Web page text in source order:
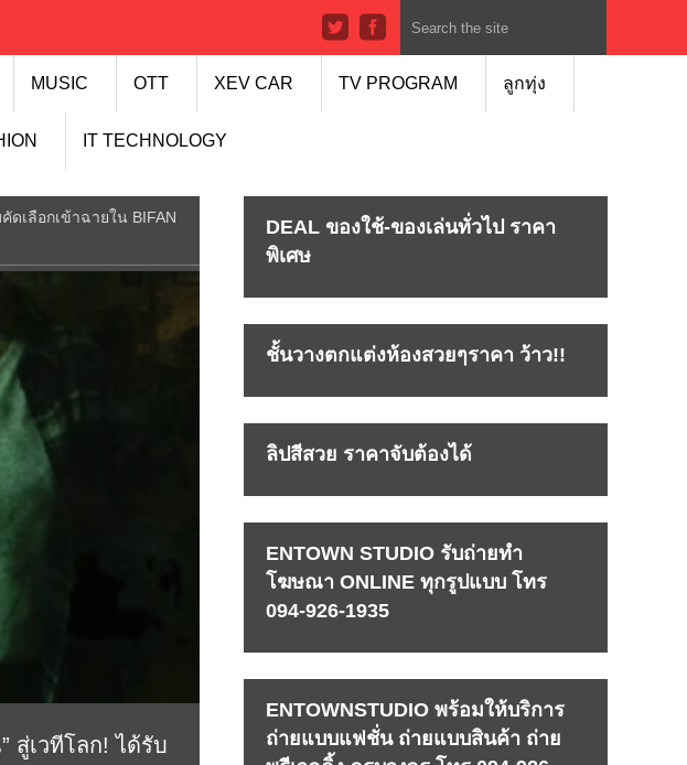
MUSIC OTT XEV CAR TV PROGRAM ลูกทุ่ง
IT TECHNOLOGY
เลือกเข้าฉายใน BIFAN
สู่เวทีโลก! ได้รับ
DEAL ของใช้-ของเล่นทั่วไป ราคา
พิเศษ
ชั้นวางตกแต่งห้องสวยๆราคา ว้าว!!
ลิปสีสวย ราคาจับต้องได้
ENTOWN STUDIO รับถ่ายทำ
โฆษณา ONLINE ทุกรูปแบบ โทร
094-926-1935
ENTOWNSTUDIO พร้อมให้บริการ
ถ่ายแบบแฟชั่น ถ่ายแบบสินค้า ถ่าย